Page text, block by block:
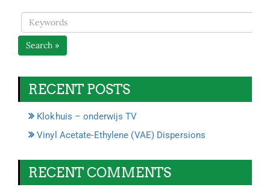
Search »
RECENT POSTS
Klokhuis – onderwijs TV
Vinyl Acetate-Ethylene (VAE) Dispersions
RECENT COMMENTS